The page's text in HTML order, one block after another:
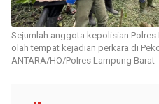
Sejumlah anggota kepolisian
olah tempat kejadian perkara di
ANTARA/HO/Polres Lampung Barat